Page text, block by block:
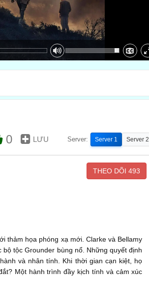
0 LƯU Server: Server 1 Server 2
THEO DÕI 493
thảm họa phóng xạ mới. Clarke và Bellamy
tộc Grounder bùng nổ. Những quyết định
và nhân tính. Khi thời gian cạn kiệt, họ
Một hành trình đầy kịch tính và cảm xúc